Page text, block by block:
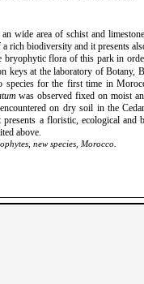
wide area of ​​schist and
rich biodiversity and it presents
flora of this park in
keys at the laboratory of
species for the first time in
was observed fixed on moist
on dry soil in the
a floristic, ecological
above.
new species, Morocco.